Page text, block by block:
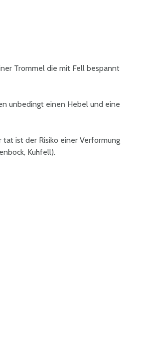
Trommel die mit Fell bespannt
unbedingt einen Hebel und eine
tat ist der Risiko einer Verformung
Kuhfell).